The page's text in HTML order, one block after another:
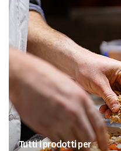
Tutti i prodotti per